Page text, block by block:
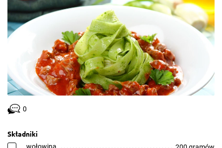
0
Składniki